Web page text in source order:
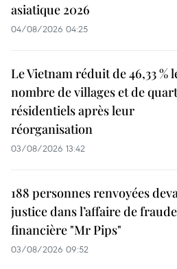
asiatique 2026
04/08/2026 04:25
Le Vietnam réduit de 46,33 %
nombre de villages et de
résidentiels après leur
réorganisation
03/08/2026 13:42
188 personnes renvoyées
justice dans l’affaire de fraude
financière "Mr Pips"
03/08/2026 09:52